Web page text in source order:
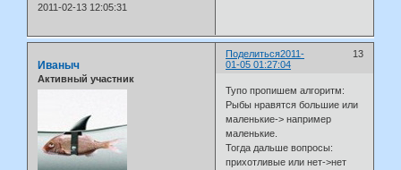
2011-02-13 12:05:31
Поделиться 13
2011-
01-05 01:27:04
Иваныч
Активный участник
Тупо пропишем алгоритм:
Рыбы нравятся большие или
маленькие-> например
маленькие.
Тогда дальше вопросы:
прихотливые или нет->нет